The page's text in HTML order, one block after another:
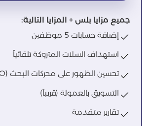
جميع مزايا بلس + المزايا التالية:
إضافة حسابات 5 موظفين
استهداف السلات المتروكة تلقائياً
تحسين الظهور على محركات البحث (SEO)
التسويق بالعمولة (قريباً)
تقارير متقدمة